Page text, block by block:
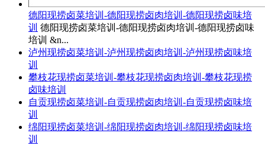
德阳现捞卤菜培训-德阳现捞卤肉培训-德阳现捞卤味培
训 德阳现捞卤菜培训-德阳现捞卤肉培训-德阳现捞卤味
培训 &n...
泸州现捞卤菜培训-泸州现捞卤肉培训-泸州现捞卤味培
训
攀枝花现捞卤菜培训-攀枝花现捞卤肉培训-攀枝花现捞
卤味培训
自贡现捞卤菜培训-自贡现捞卤肉培训-自贡现捞卤味培
训
绵阳现捞卤菜培训-绵阳现捞卤肉培训-绵阳现捞卤味培
训